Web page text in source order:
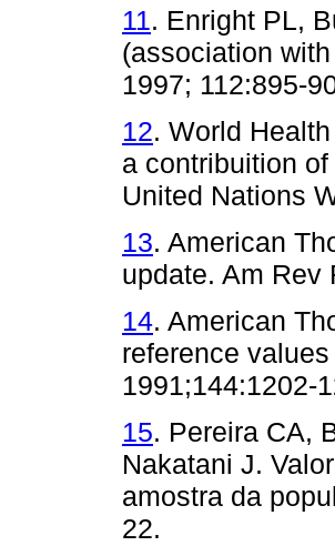
11. Enright PL,
(association
1997; 112:895-
12. World
a contribuition
United Nations
13. American
update. Am Rev
14. American
reference
1991;144:1202-
15. Pereira CA,
Nakatani J.
amostra da
22.